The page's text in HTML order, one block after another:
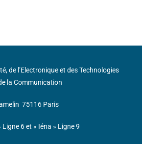
de l’Electronique et des Technologies
la Communication
75116 Paris
Ligne 6 et « Iéna » Ligne 9